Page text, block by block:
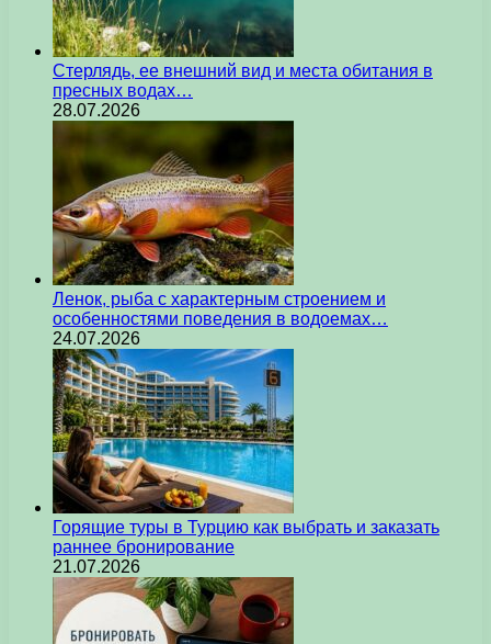
Стерлядь, ее внешний вид и места обитания в
пресных водах…
28.07.2026
Ленок, рыба с характерным строением и
особенностями поведения в водоемах…
24.07.2026
Горящие туры в Турцию как выбрать и заказать
раннее бронирование
21.07.2026